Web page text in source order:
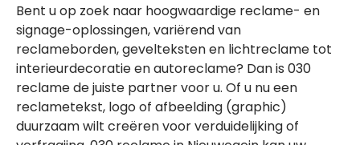
Bent u op zoek naar hoogwaardige reclame- en
signage-oplossingen, variërend van
reclameborden, gevelteksten en lichtreclame tot
interieurdecoratie en autoreclame? Dan is 030
reclame de juiste partner voor u. Of u nu een
reclametekst, logo of afbeelding (graphic)
duurzaam wilt creëren voor verduidelijking of